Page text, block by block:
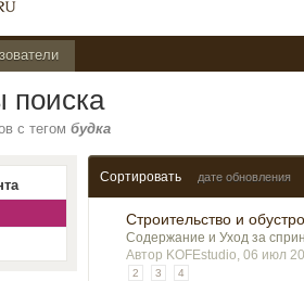
поиска
с тегомбудка
Сортировать дате обновления
Строительство и
Содержание и Уход за
Автор KOFEstudio, 06 июл
2
3 4